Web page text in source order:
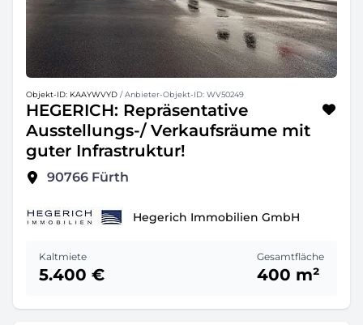
Objekt-ID: KAAYWVYD / Anbieter-Objekt-ID: WV50249
HEGERICH: Repräsentative
Ausstellungs-/ Verkaufsräume mit
guter Infrastruktur!
90766 Fürth
Hegerich Immobilien GmbH
Kaltmiete
5.400 €
Gesamtfläche
400 m²